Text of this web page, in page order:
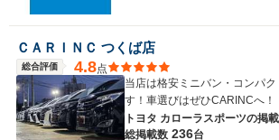
ＣＡＲＩＮＣ つくば店
総合評価 4.8点
当店は格安ミニバン・コンパ
す！車選びはぜひCARINCへ！
トヨタ カローラスポーツの掲
総掲載数 236台